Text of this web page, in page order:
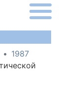
1987